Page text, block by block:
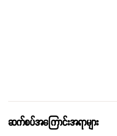
ဆက်စပ်အကြောင်းအရာများ